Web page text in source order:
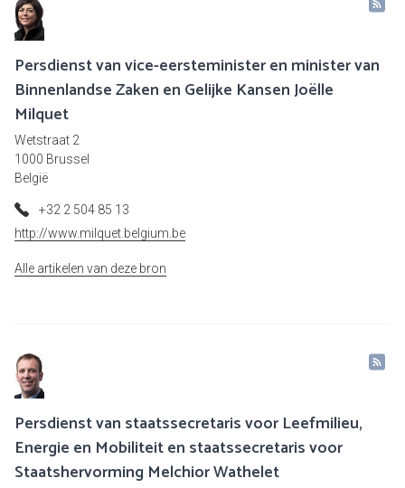
Persdienst van vice-eersteminister en minister van
Binnenlandse Zaken en Gelijke Kansen Joëlle
Milquet
Wetstraat 2
1000 Brussel
België
+32 2 504 85 13
http://www.milquet.belgium.be
Alle artikelen van deze bron
Persdienst van staatssecretaris voor Leefmilieu,
Energie en Mobiliteit en staatssecretaris voor
Staatshervorming Melchior Wathelet